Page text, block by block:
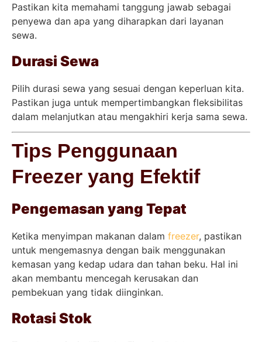
Pastikan kita memahami tanggung jawab sebagai
penyewa dan apa yang diharapkan dari layanan
sewa.
Durasi Sewa
Pilih durasi sewa yang sesuai dengan keperluan kita.
Pastikan juga untuk mempertimbangkan fleksibilitas
dalam melanjutkan atau mengakhiri kerja sama sewa.
Tips Penggunaan
Freezer yang Efektif
Pengemasan yang Tepat
Ketika menyimpan makanan dalam freezer, pastikan
untuk mengemasnya dengan baik menggunakan
kemasan yang kedap udara dan tahan beku. Hal ini
akan membantu mencegah kerusakan dan
pembekuan yang tidak diinginkan.
Rotasi Stok